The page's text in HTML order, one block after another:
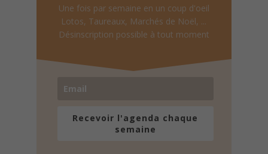
Une fois par semaine en un coup d'oeil
Lotos, Taureaux, Marchés de Noël, ...
Désinscription possible à tout moment
Recevoir l'agenda chaque
semaine